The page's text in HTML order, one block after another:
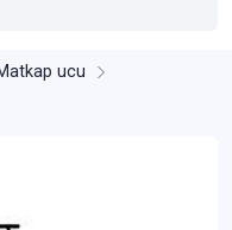
ucu